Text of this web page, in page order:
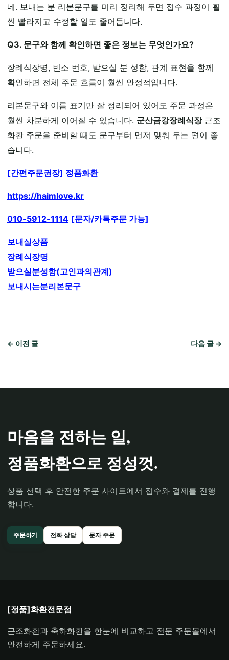
네. 보내는 분 리본문구를 미리 정리해 두면 접수 과정이 훨
씬 빨라지고 수정할 일도 줄어듭니다.
Q3. 문구와 함께 확인하면 좋은 정보는 무엇인가요?
장례식장명, 빈소 번호, 받으실 분 성함, 관계 표현을 함께
확인하면 전체 주문 흐름이 훨씬 안정적입니다.
리본문구와 이름 표기만 잘 정리되어 있어도 주문 과정은
훨씬 차분하게 이어질 수 있습니다. 군산금강장례식장근조
화환 주문을 준비할 때도 문구부터 먼저 맞춰 두는 편이 좋
습니다.
[간편주문권장] 정품화환
https://haimlove.kr
010-5912-1114 [문자/카톡주문 가능]
보내실상품
장례식장명
받으실분성함(고인과의관계)
보내시는분리본문구
← 이전 글 다음 글 →
마음을 전하는 일,
정품화환으로 정성껏.
상품 선택 후 안전한 주문 사이트에서 접수와 결제를 진행
합니다.
주문하기 전화 상담 문자 주문
[정품]화환전문점
근조화환과 축하화환을 한눈에 비교하고 전문 주문몰에서
안전하게 주문하세요.